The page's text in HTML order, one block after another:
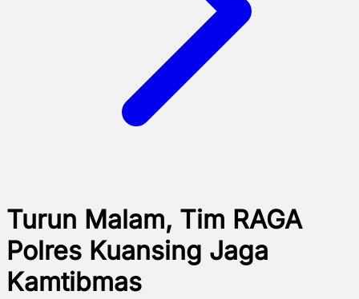
Turun Malam, Tim RAGA
Polres Kuansing Jaga
Kamtibmas